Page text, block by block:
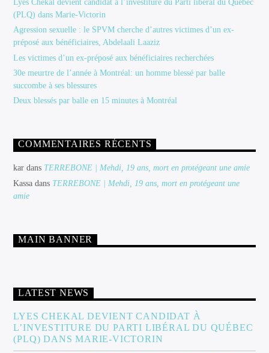
Lyes Chekal devient candidat à l’investiture du Parti libéral du Québec
(PLQ) dans Marie-Victorin
Agression sexuelle : le SPVM cherche d’autres victimes d’un ex-
préposé aux bénéficiaires, Abdelaali Laaziz
Les victimes d’un ex-préposé aux bénéficiaires recherchées
30e meurtre de l’année à Montréal: un homme blessé par balle
succombe à ses blessures
Deux blessés par balle en 15 minutes à Montréal
COMMENTAIRES RÉCENTS
kar dans TERREBONE | Mehdi, 19 ans, mort en protégeant une amie
Kassa dans TERREBONE | Mehdi, 19 ans, mort en protégeant une
amie
MAIN BANNER
LATEST NEWS
LYES CHEKAL DEVIENT CANDIDAT À
L’INVESTITURE DU PARTI LIBÉRAL DU QUÉBEC
(PLQ) DANS MARIE-VICTORIN